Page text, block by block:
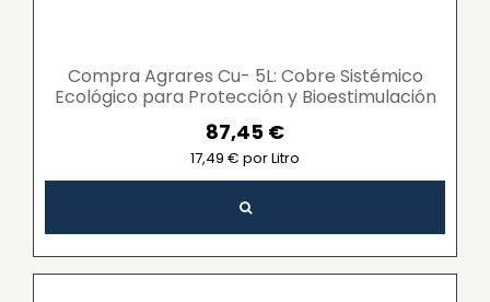
Compra Agrares Cu- 5L: Cobre Sistémico
Ecológico para Protección y Bioestimulación
de Cultivos
87,45 €
17,49 € por Litro